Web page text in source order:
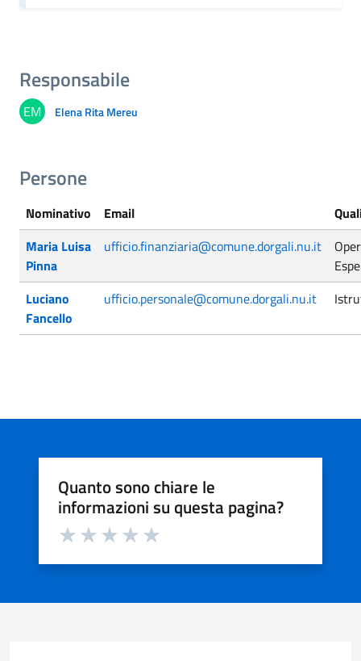
Responsabile
EM Elena Rita Mereu
Persone
Nominativo Email
Maria Luisa
Pinna
ufficio.finanziaria@comune.dorgali.nu.it
Luciano
Fancello
ufficio.personale@comune.dorgali.nu.it
Quanto sono chiare le
informazioni su questa pagina?
Valuta da 1 a 5 stelle la pagina